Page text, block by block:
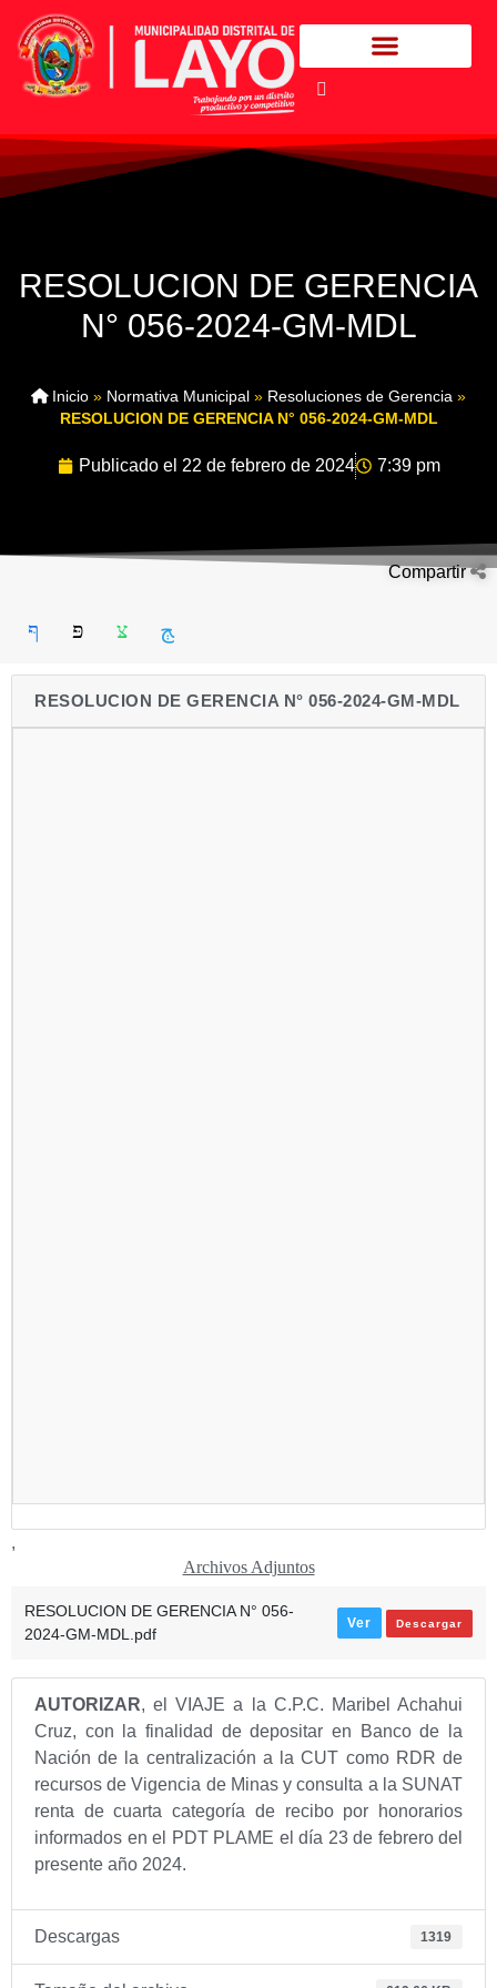
RESOLUCION DE GERENCIA
N° 056-2024-GM-MDL
Inicio » Normativa Municipal » Resoluciones de Gerencia »
RESOLUCION DE GERENCIA N° 056-2024-GM-MDL
Publicado el 22 de febrero de 2024 7:39 pm
Compartir
RESOLUCION DE GERENCIA N° 056-2024-GM-MDL
,
Archivos Adjuntos
RESOLUCION DE GERENCIA N° 056-
2024-GM-MDL.pdf
Ver Descargar
AUTORIZAR, el VIAJE a la C.P.C. Maribel Achahui
Cruz, con la finalidad de depositar en Banco de la
Nación de la centralización a la CUT como RDR de
recursos de Vigencia de Minas y consulta a la SUNAT
renta de cuarta categoría de recibo por honorarios
informados en el PDT PLAME el día 23 de febrero del
presente año 2024.
Descargas 1319